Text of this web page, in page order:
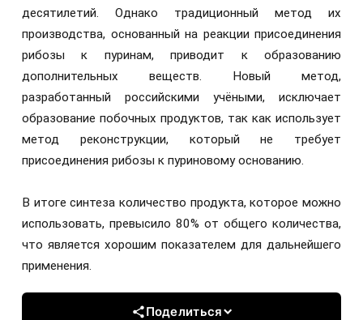
десятилетий. Однако традиционный метод их
производства, основанный на реакции присоединения
рибозы к пуринам, приводит к образованию
дополнительных веществ. Новый метод,
разработанный российскими учёными, исключает
образование побочных продуктов, так как использует
метод реконструкции, который не требует
присоединения рибозы к пуриновому основанию.
В итоге синтеза количество продукта, которое можно
использовать, превысило 80% от общего количества,
что является хорошим показателем для дальнейшего
применения.
Поделиться